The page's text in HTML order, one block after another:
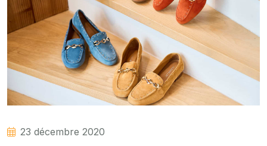
23 décembre 2020